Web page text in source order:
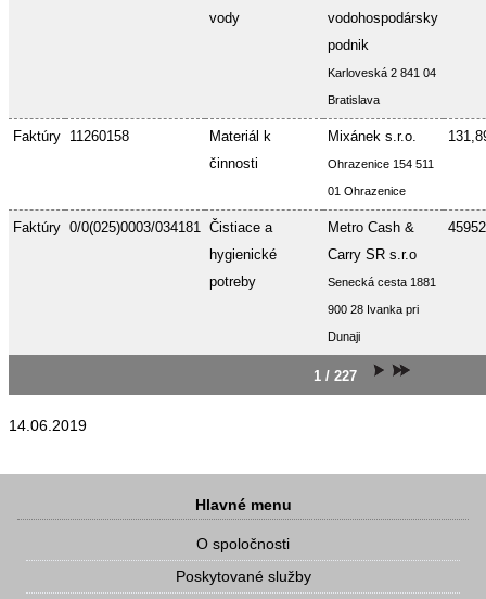
vody
vodohospodársky
podnik
Karloveská 2 841 04
Bratislava
Faktúry 11260158
Materiál k
činnosti
Mixánek s.r.o.
Ohrazenice 154 511
01 Ohrazenice
Faktúry 0/0(025)0003/034181 Čistiace a
hygienické
potreby
Metro Cash &
Carry SR s.r.o
Senecká cesta 1881
900 28 Ivanka pri
Dunaji
1 / 227
14.06.2019
Hlavné menu
O spoločnosti
Poskytované služby